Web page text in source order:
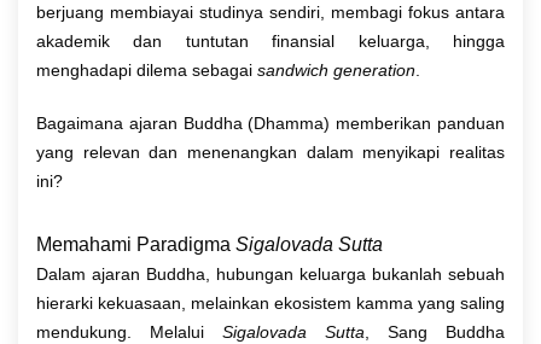
berjuang membiayai studinya sendiri, membagi fokus antara
akademik dan tuntutan finansial keluarga, hingga
menghadapi dilema sebagai sandwich generation
Bagaimana ajaran Buddha (Dhamma) memberikan panduan
yang relevan dan menenangkan dalam menyikapi realitas
ini?
Memahami Paradigma Sigalovada Sutta
Dalam ajaran Buddha, hubungan keluarga bukanlah sebuah
hierarki kekuasaan, melainkan ekosistem kamma yang saling
mendukung. Melalui Sigalovada Sutta , Sang Buddha